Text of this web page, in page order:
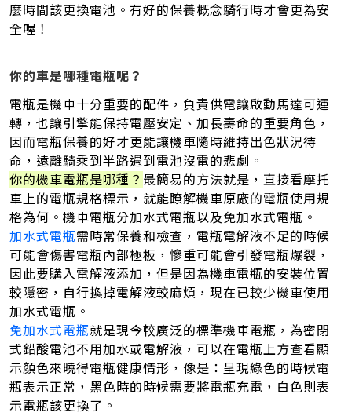
麼時間該更換電池。有好的保養概念騎行時才會更為安
全喔！
你的車是哪種電瓶呢？
電瓶是機車十分重要的配件，負責供電讓啟動馬達可運
轉，也讓引擎能保持電壓安定、加長壽命的重要角色，
因而電瓶保養的好才更能讓機車隨時維持出色狀況待
命，遠離騎乘到半路遇到電池沒電的悲劇。
你的機車電瓶是哪種？ 最簡易的方法就是，直接看摩托
車上的電瓶規格標示，就能瞭解機車原廠的電瓶使用規
格為何。機車電瓶分加水式電瓶以及免加水式電瓶。
加水式電瓶需時常保養和檢查，電瓶電解液不足的時候
可能會傷害電瓶內部極板，慘重可能會引發電瓶爆裂，
因此要購入電解液添加，但是因為機車電瓶的安裝位置
較隱密，自行換掉電解液較麻煩，現在已較少機車使用
加水式電瓶。
免加水式電瓶就是現今較廣泛的標準機車電瓶，為密閉
式鉛酸電池不用加水或電解液，可以在電瓶上方查看顯
示顏色來曉得電瓶健康情形，像是：呈現綠色的時候電
瓶表示正常，黑色時的時候需要將電瓶充電，白色則表
示電瓶該更換了。